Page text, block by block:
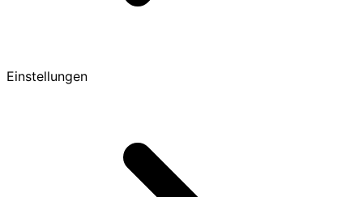
Einstellungen